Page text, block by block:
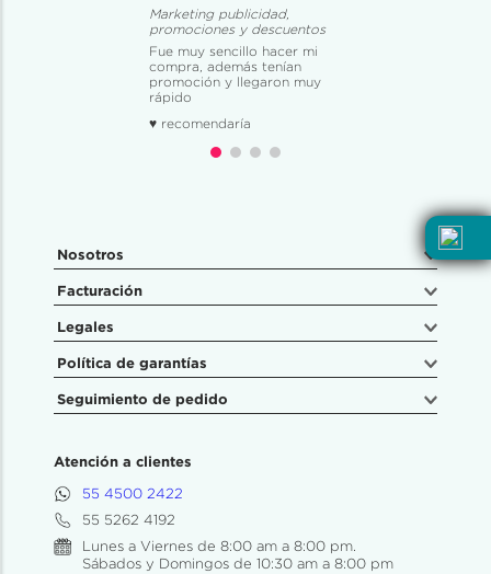
Marketing publicidad,
promociones y descuentos
Fue muy sencillo hacer mi
compra, además tenían
promoción y llegaron muy
rápido
♥ recomendaría
Nosotros
Facturación
Legales
Política de garantías
Seguimiento de pedido
Atención a clientes
55 4500 2422
55 5262 4192
Lunes a Viernes de 8:00 am a 8:00 pm.
Sábados y Domingos de 10:30 am a 8:00 pm